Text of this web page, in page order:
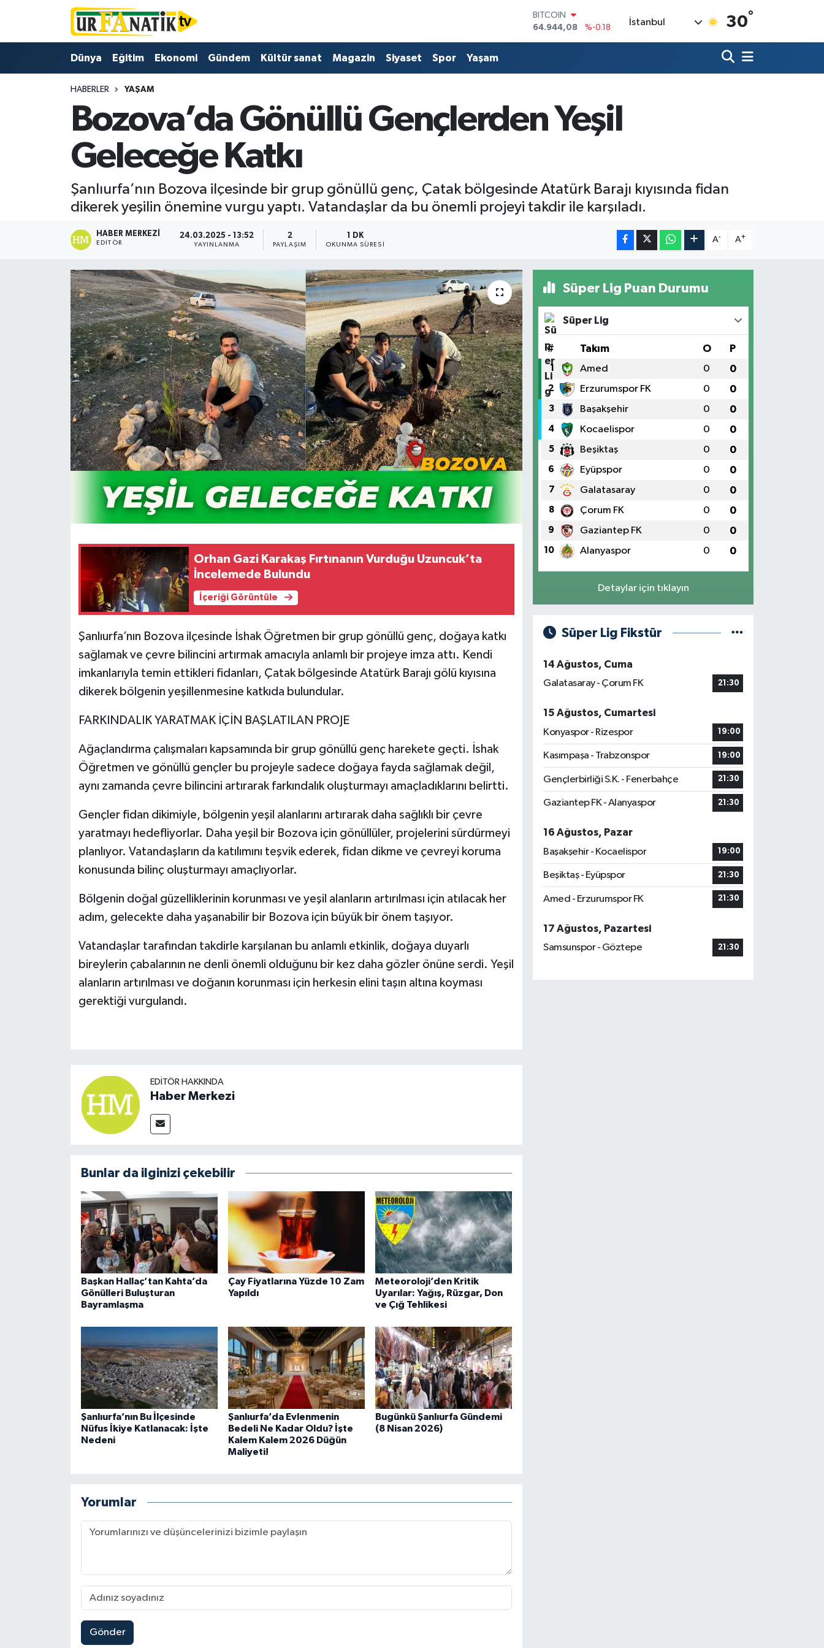
BITCOIN
64.944,08
%-0.18
55,2510
%0.32
GRAM ALTIN
%0.03
İstanbul 30°
Dünya Eğitim Ekonomi Gündem Kültür sanat Magazin Siyaset Spor Yaşam
HABERLER YAŞAM
Bozova’da Gönüllü Gençlerden Yeşil
Geleceğe Katkı
Şanlıurfa’nın Bozova ilçesinde bir grup gönüllü genç, Çatak bölgesinde Atatürk Barajı kıyısında fidan
dikerek yeşilin önemine vurgu yaptı. Vatandaşlar da bu önemli projeyi takdir ile karşıladı.
HABER MERKEZI
EDITÖR
24.03.2025 - 13:52
YAYINLANMA
2
PAYLAŞIM
1 DK
OKUNMA SÜRESI
A- A+
Orhan Gazi Karakaş Fırtınanın Vurduğu Uzuncuk’ta
İncelemede Bulundu
İçeriği Görüntüle
Şanlıurfa’nın Bozova ilçesinde İshak Öğretmen bir grup gönüllü genç, doğaya katkı
sağlamak ve çevre bilincini artırmak amacıyla anlamlı bir projeye imza attı. Kendi
imkanlarıyla temin ettikleri fidanları, Çatak bölgesinde Atatürk Barajı gölü kıyısına
dikerek bölgenin yeşillenmesine katkıda bulundular.
FARKINDALIK YARATMAK İÇİN BAŞLATILAN PROJE
Ağaçlandırma çalışmaları kapsamında bir grup gönüllü genç harekete geçti. İshak
Öğretmen ve gönüllü gençler bu projeyle sadece doğaya fayda sağlamak değil,
aynı zamanda çevre bilincini artırarak farkındalık oluşturmayı amaçladıklarını belirtti.
Gençler fidan dikimiyle, bölgenin yeşil alanlarını artırarak daha sağlıklı bir çevre
yaratmayı hedefliyorlar. Daha yeşil bir Bozova için gönüllüler, projelerini sürdürmeyi
planlıyor. Vatandaşların da katılımını teşvik ederek, fidan dikme ve çevreyi koruma
konusunda bilinç oluşturmayı amaçlıyorlar.
Bölgenin doğal güzelliklerinin korunması ve yeşil alanların artırılması için atılacak her
adım, gelecekte daha yaşanabilir bir Bozova için büyük bir önem taşıyor.
Vatandaşlar tarafından takdirle karşılanan bu anlamlı etkinlik, doğaya duyarlı
bireylerin çabalarının ne denli önemli olduğunu bir kez daha gözler önüne serdi. Yeşil
alanların artırılması ve doğanın korunması için herkesin elini taşın altına koyması
gerektiği vurgulandı.
EDITÖR HAKKINDA
Haber Merkezi
Bunlar da ilginizi çekebilir
Başkan Hallaç’tan Kahta’da
Gönülleri Buluşturan
Bayramlaşma
Çay Fiyatlarına Yüzde 10 Zam
Yapıldı
Meteoroloji’den Kritik
Uyarılar: Yağış, Rüzgar, Don
ve Çığ Tehlikesi
Şanlıurfa’nın Bu İlçesinde
Nüfus İkiye Katlanacak: İşte
Nedeni
Şanlıurfa’da Evlenmenin
Bedeli Ne Kadar Oldu? İşte
Kalem Kalem 2026 Düğün
Maliyeti!
Bugünkü Şanlıurfa Gündemi
(8 Nisan 2026)
Yorumlar
Gönder
Süper Lig Puan Durumu
Süper Lig
# Takım O P
1 Amed 0 0
2 Erzurumspor FK 0 0
3 Başakşehir 0 0
4 Kocaelispor 0 0
5 Beşiktaş 0 0
6 Eyüpspor 0 0
7 Galatasaray 0 0
8 Çorum FK 0 0
9 Gaziantep FK 0 0
10 Alanyaspor 0 0
Detaylar için tıklayın
Süper Lig Fikstür
14 Ağustos, Cuma
Galatasaray - Çorum FK
21:30
15 Ağustos, Cumartesi
Konyaspor - Rizespor
19:00
Kasımpaşa - Trabzonspor 19:00
Gençlerbirliği S.K. - Fenerbahçe 21:30
Gaziantep FK - Alanyaspor 21:30
16 Ağustos, Pazar
Başakşehir - Kocaelispor
19:00
Beşiktaş - Eyüpspor 21:30
Amed - Erzurumspor FK 21:30
17 Ağustos, Pazartesi
Samsunspor - Göztepe
21:30
Süper Lig Puan Durumu ve Fikstür
Tüm Manşetler
Son Dakika Haberleri
Haber Arşivi